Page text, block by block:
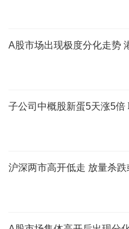
A股市场出现极度分化走势
子公司中概股新蛋5天涨5
沪深两市高开低走 放量杀